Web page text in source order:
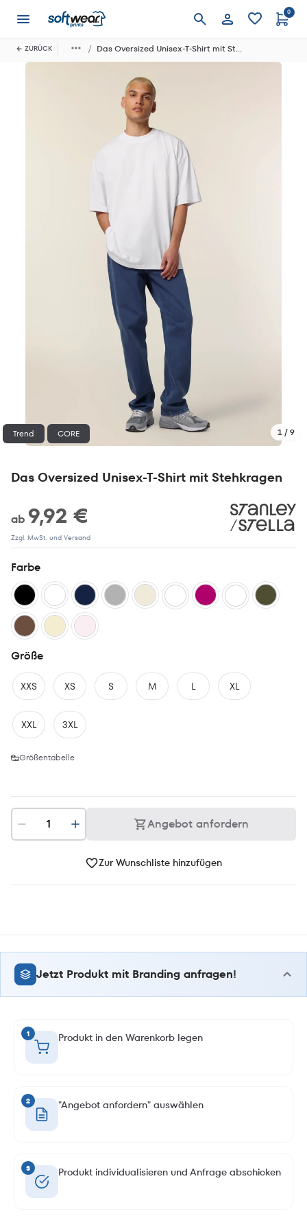
Anmelden
0
ZURÜCK Das Oversized Unisex-T-Shirt mit Stehkragen
1 / 9
Trend CORE
Das Oversized Unisex-T-Shirt mit Stehkragen
ab 9,92 €
Zzgl. MwSt. und Versand
Farbe
Größe
XXS XS S M L XL
XXL 3XL
Größentabelle
Angebot anfordern
Zur Wunschliste hinzufügen
Jetzt Produkt mit Branding anfragen!
1 Produkt in den Warenkorb legen
2 "Angebot anfordern" auswählen
3 Produkt individualisieren und Anfrage abschicken